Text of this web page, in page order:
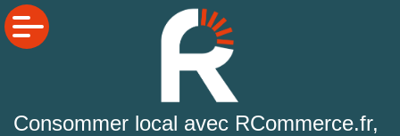
Consommer local avec RCommerce.fr,